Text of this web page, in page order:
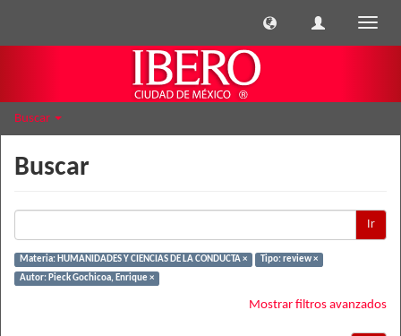
Buscar
Buscar
Ir
Materia: HUMANIDADES Y CIENCIAS DE LA CONDUCTA ×
Tipo: review ×
Autor: Pieck Gochicoa, Enrique ×
Mostrar filtros avanzados